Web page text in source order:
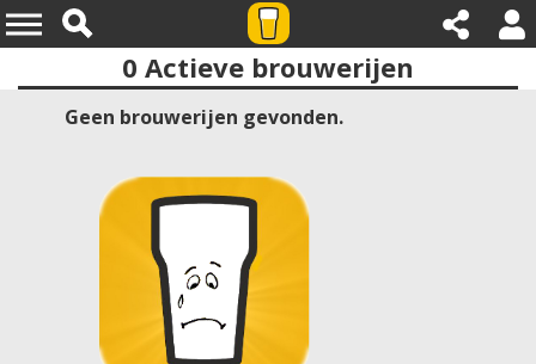
Provincies:overijssel
0 Actieve brouwerijen
Geen brouwerijen gevonden.